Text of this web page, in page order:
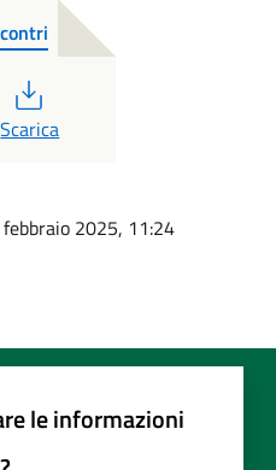
Scarica
febbraio 2025, 11:24
le informazioni